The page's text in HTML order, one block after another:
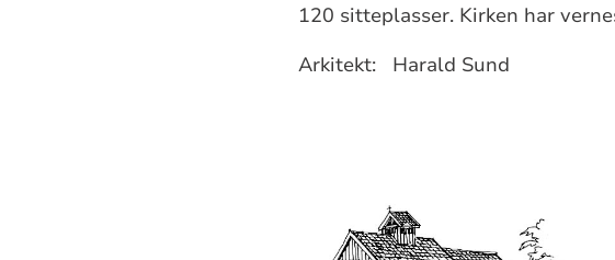
120 sitteplasser.
Arkitekt: Harald